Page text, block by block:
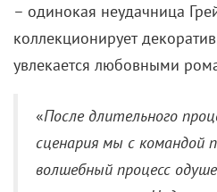
– одинокая неудачница
коллекционирует
увлекается любовными
«После длительного
сценария мы с командой
волшебный процесс